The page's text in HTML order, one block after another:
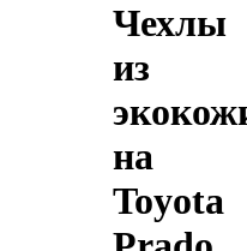
Чехлы
из
на
Toyota